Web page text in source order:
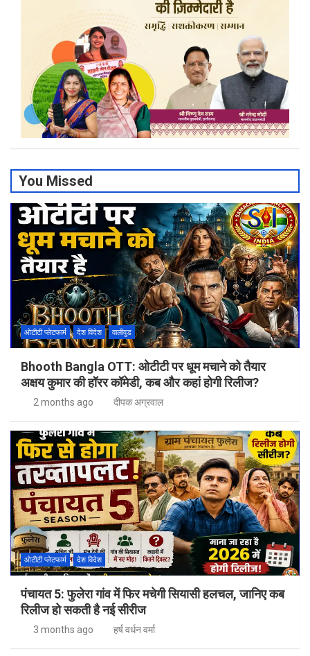
You Missed
ओटीटी प्लेटफार्म देश विदेश वालीवुड
Bhooth Bangla OTT: ओटीटी पर धूम मचाने को तैयार
अक्षय कुमार की हॉरर कॉमेडी, कब और कहां होगी रिलीज?
2 months ago दीपक अग्रवाल
ओटीटी प्लेटफार्म देश विदेश
पंचायत 5: फुलेरा गांव में फिर मचेगी सियासी हलचल, जानिए कब
रिलीज हो सकती है नई सीरीज
3 months ago हर्ष वर्धन वर्मा